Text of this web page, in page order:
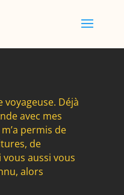
voyageuse. Déjà
avec mes
permis de
de
vous aussi vous
alors